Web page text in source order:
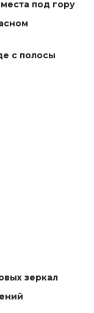
под гору
с полосы
зеркал